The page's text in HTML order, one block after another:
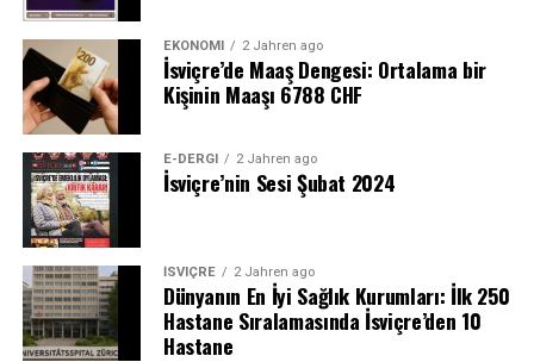
EKONOMI 2 Jahren ago
İsviçre’de Maaş Dengesi: Ortalama bir
Kişinin Maaşı 6788 CHF
E-DERGI 2 Jahren ago
İsviçre’nin Sesi Şubat 2024
İSVIÇRE 2 Jahren ago
Dünyanın En İyi Sağlık Kurumları: İlk 250
Hastane Sıralamasında İsviçre’den 10
Hastane